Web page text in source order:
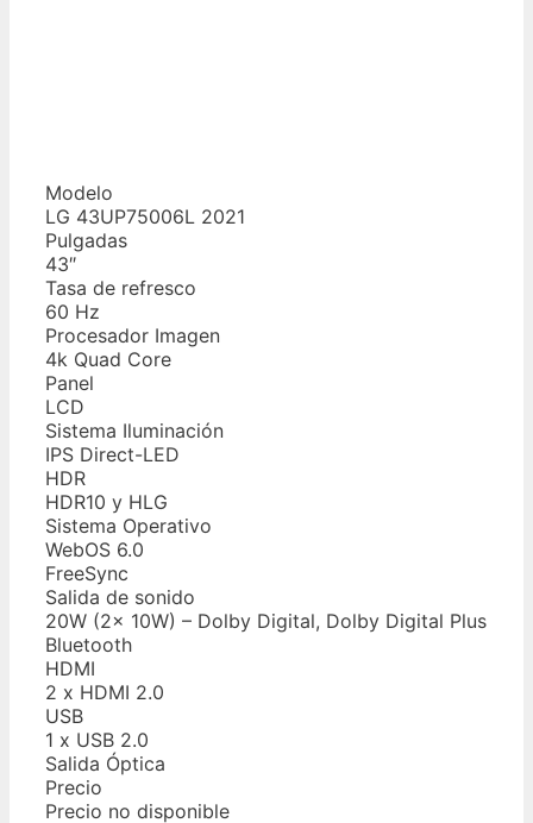
Modelo
LG 43UP75006L 2021
Pulgadas
43″
Tasa de refresco
60 Hz
Procesador Imagen
4k Quad Core
Panel
LCD
Sistema Iluminación
IPS Direct-LED
HDR
HDR10 y HLG
Sistema Operativo
WebOS 6.0
FreeSync
Salida de sonido
20W (2x 10W) – Dolby Digital, Dolby Digital Plus
Bluetooth
HDMI
2 x HDMI 2.0
USB
1 x USB 2.0
Salida Óptica
Precio
Precio no disponible